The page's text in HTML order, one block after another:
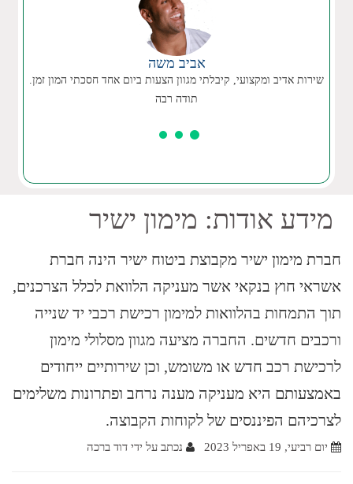
אביב משה
שירות אדיב ומקצועי, קיבלתי מגוון הצעות ביום אחד חסכתי המון זמן.
תודה רבה
מידע אודות: מימון ישיר
חברת מימון ישיר מקבוצת ביטוח ישיר הינה חברת
אשראי חוץ בנקאי אשר מעניקה הלוואת לכלל הצרכנים,
תוך התמחות בהלוואות למימון רכישת רכבי יד שנייה
ורכבים חדשים. החברה מציעה מגוון מסלולי מימון
לרכישת רכב חדש או משומש, וכן שירותיים ייחודים
באמצעותם היא מעניקה מענה נרחב ופתרונות משלימים
לצרכיהם הפיננסים של לקוחות הקבוצה.
יום רביעי, 19 באפריל 2023 נכתב על ידי דוד ברכה